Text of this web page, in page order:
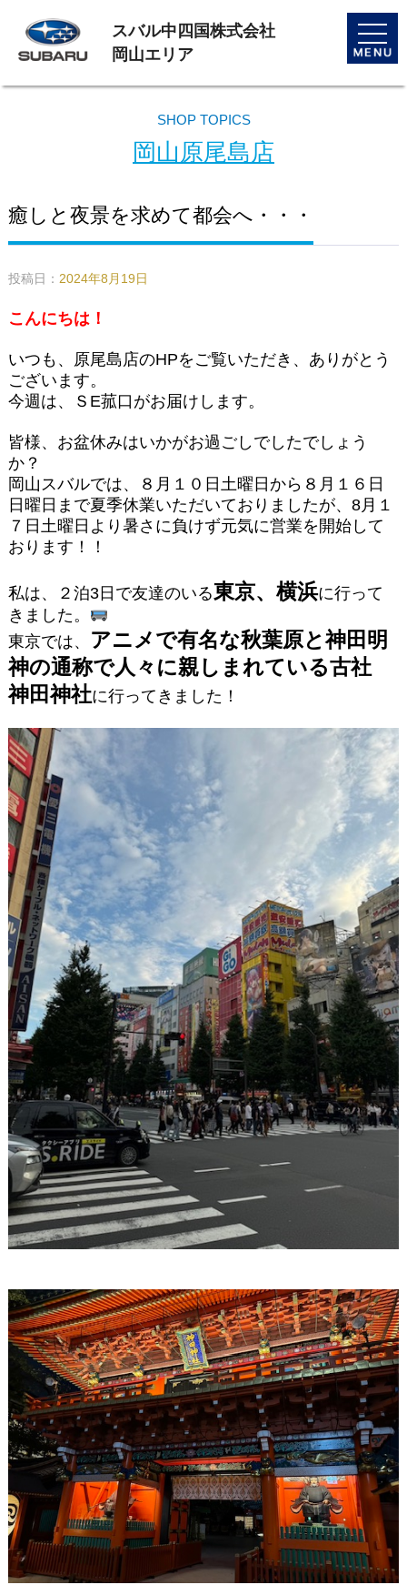
toggle
スバル中四国株式会社
岡山エリア
SHOP TOPICS
岡山原尾島店
癒しと夜景を求めて都会へ・・・
投稿日： 2024年8月19日
こんにちは！
いつも、原尾島店のHPをご覧いただき、ありがとう
ございます。
今週は、ＳE菰口がお届けします。
皆様、お盆休みはいかがお過ごしでしたでしょう
か？
岡山スバルでは、８月１０日土曜日から８月１６日
日曜日まで夏季休業いただいておりましたが、8月１
７日土曜日より暑さに負けず元気に営業を開始して
おります！！
私は、２泊3日で友達のいる東京、横浜に行って
きました。
東京では、
アニメで有名な秋葉原と神田明
神の通称で人々に親しまれている古社
神田神社に行ってきました！